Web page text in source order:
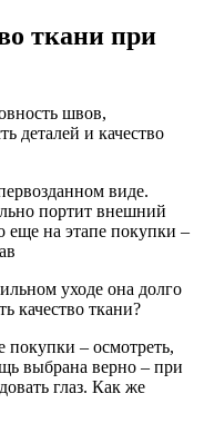
ткани при
швов,
деталей и качество
виде.
портит внешний
еще на этапе покупки –
уходе она долго
качество ткани?
покупки – осмотреть,
выбрана верно – при
глаз. Как же